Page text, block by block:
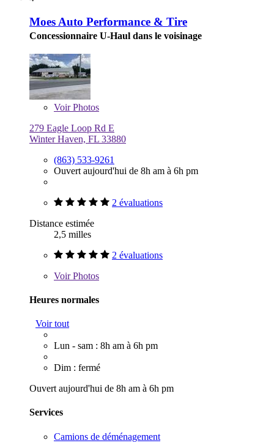
Moes Auto Performance & Tire
Concessionnaire U-Haul dans le voisinage
VoirPhotos
279 Eagle Loop Rd E
Winter Haven, FL 33880
(863) 533-9261
Ouvert aujourd'hui de 8h am à 6h pm
2 évaluations
Distance estimée
2,5 milles
2 évaluations
VoirPhotos
Heures normales
Voir tout
Lun - sam : 8h am à 6h pm
Dim : fermé
Ouvert aujourd'hui de 8h am à 6h pm
Services
Camions de déménagement